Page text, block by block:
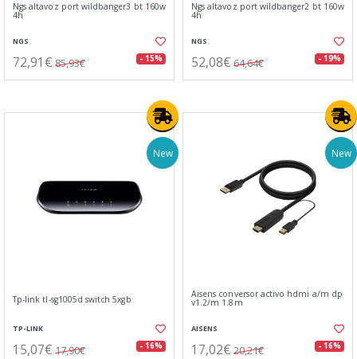
Ngs altavoz port wildbanger3 bt 160w
4h
NGS
72,91€ 85,93€ - 15%
Ngs altavoz port wildbanger2 bt 160w
4h
NGS
52,08€ 64,64€ - 19%
New
Tp-link tl-sg1005d switch 5xgb
TP-LINK
15,07€ 17,90€ - 16%
New
Aisens conversor activo hdmi a/m dp
v1.2/m 1.8m
AISENS
17,02€ 20,21€ - 16%